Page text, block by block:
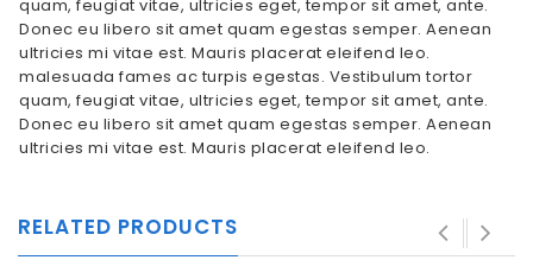
quam, feugiat vitae, ultricies eget, tempor sit amet, ante.
Donec eu libero sit amet quam egestas semper. Aenean
ultricies mi vitae est. Mauris placerat eleifend leo.
malesuada fames ac turpis egestas. Vestibulum tortor
quam, feugiat vitae, ultricies eget, tempor sit amet, ante.
Donec eu libero sit amet quam egestas semper. Aenean
ultricies mi vitae est. Mauris placerat eleifend leo.
RELATED PRODUCTS